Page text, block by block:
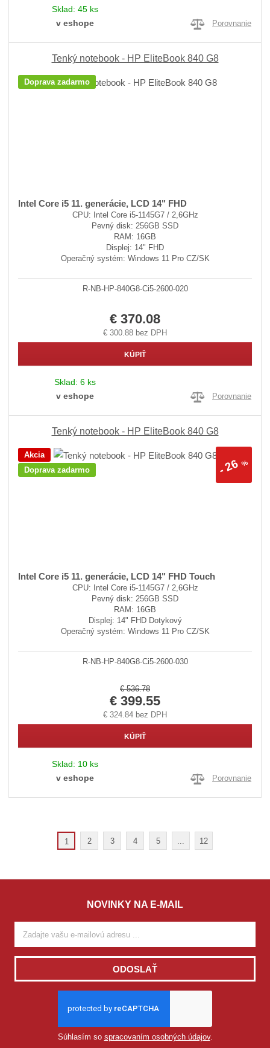
Sklad: 45 ks
v eshope
Porovnanie
Tenký notebook - HP EliteBook 840 G8
Doprava zadarmo
Intel Core i5 11. generácie, LCD 14" FHD
CPU: Intel Core i5-1145G7 / 2,6GHz
Pevný disk: 256GB SSD
RAM: 16GB
Displej: 14" FHD
Operačný systém: Windows 11 Pro CZ/SK
R-NB-HP-840G8-Ci5-2600-020
€ 370.08
€ 300.88 bez DPH
KÚPIŤ
Sklad: 6 ks
v eshope
Porovnanie
Tenký notebook - HP EliteBook 840 G8
-
26%
Akcia
Doprava zadarmo
Intel Core i5 11. generácie, LCD 14" FHD Touch
CPU: Intel Core i5-1145G7 / 2,6GHz
Pevný disk: 256GB SSD
RAM: 16GB
Displej: 14" FHD Dotykový
Operačný systém: Windows 11 Pro CZ/SK
R-NB-HP-840G8-Ci5-2600-030
€ 536.78
€ 399.55
€ 324.84 bez DPH
KÚPIŤ
Sklad: 10 ks
v eshope
Porovnanie
1 2 3 4 5 12
NOVINKY NA E-MAIL
ODOSLAŤ
Súhlasím so spracovaním osobných údajov.